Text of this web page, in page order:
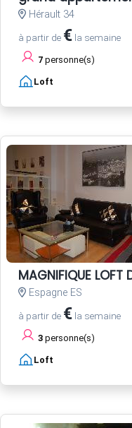
Hérault 34
à partir de € la semaine
7 personne(s)
Loft
MAGNIFIQUE LOFT
Espagne ES
à partir de € la semaine
3 personne(s)
Loft